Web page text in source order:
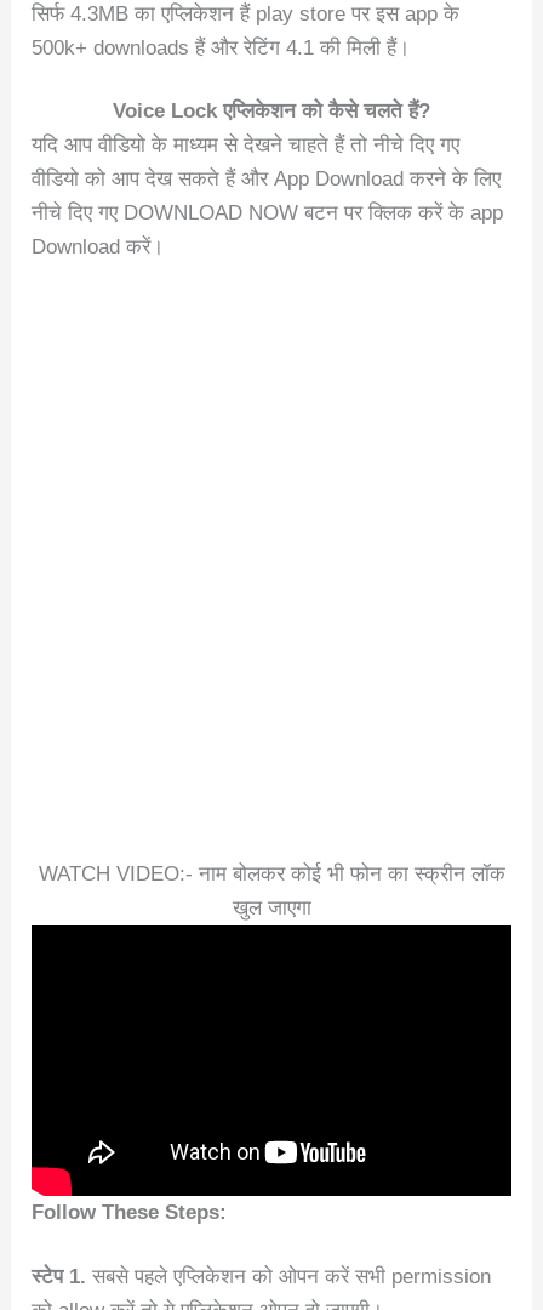
सिर्फ 4.3MB का एप्लिकेशन हैं play store पर इस app के
500k+ downloads हैं और रेटिंग 4.1 की मिली हैं।
Voice Lock एप्लिकेशन को कैसे चलते हैं?
यदि आप वीडियो के माध्यम से देखने चाहते हैं तो नीचे दिए गए
वीडियो को आप देख सकते हैं और App Download करने के लिए
नीचे दिए गए DOWNLOAD NOW बटन पर क्लिक करें के app
Download करें।
WATCH VIDEO:- नाम बोलकर कोई भी फोन का स्क्रीन लॉक
खुल जाएगा
Follow These Steps:
स्टेप 1. सबसे पहले एप्लिकेशन को ओपन करें सभी permission